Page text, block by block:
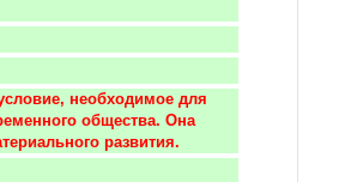
необходимое для
общества. Она
развития.